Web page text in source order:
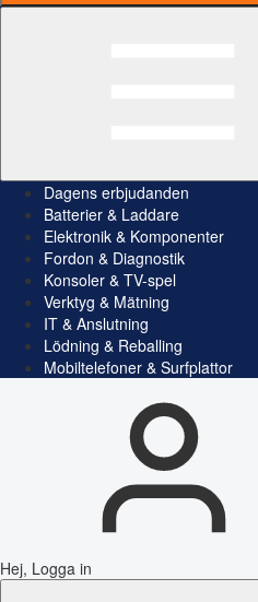
Dagens erbjudanden
Batterier & Laddare
Elektronik & Komponenter
Fordon & Diagnostik
Konsoler & TV-spel
Verktyg & Mätning
IT & Anslutning
Lödning & Reballing
Mobiltelefoner & Surfplattor
Hej, Logga in